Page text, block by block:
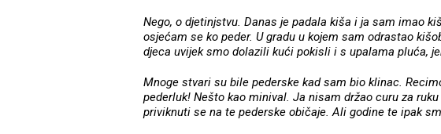
Nego, o djetinjstvu. Danas je padala kiša i ja sam imao
osjećam se ko peder. U gradu u kojem sam odrastao
djeca uvijek smo dolazili kući pokisli i s upalama pluća,
Mnoge stvari su bile pederske kad sam bio klinac.
pederluk! Nešto kao minival. Ja nisam držao curu za
priviknuti se na te pederske običaje. Ali godine te ipak